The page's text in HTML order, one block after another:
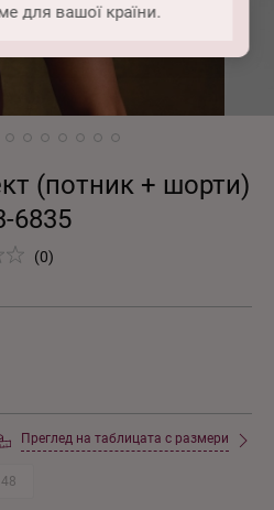
для вашої країни.
(потник + шорти)
6835
(0)
Преглед на таблицата с размери
48